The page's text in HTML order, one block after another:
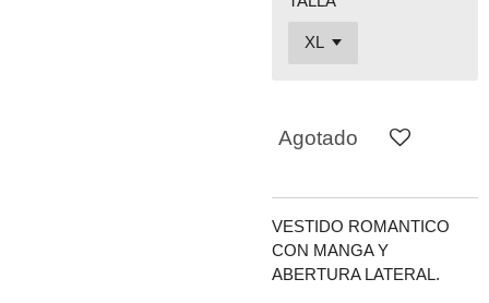
Agotado
VESTIDO ROMANTICO
CON MANGA Y
ABERTURA LATERAL.